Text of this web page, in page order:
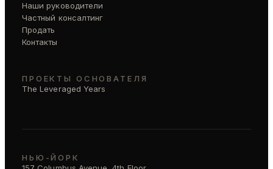
Наши руководители
Частный консалтинг
Продать
Контакты
ПРОЕКТЫ ОСНОВАТЕЛЯ
The Leveraged Years
НЬЮ-ЙОРК